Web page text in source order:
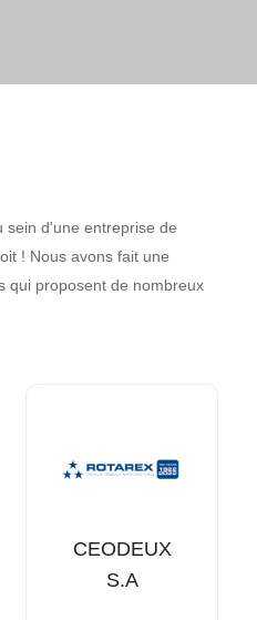
sein d'une entreprise de
! Nous avons fait une
qui proposent de nombreux
HANFF
GLOBAL